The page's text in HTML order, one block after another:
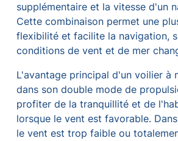
supplémentaire et la vitesse d'un
Cette combinaison permet une
flexibilité et facilite la navigation,
conditions de vent et de mer
L'avantage principal d'un voilier à
dans son double mode de
profiter de la tranquillité et de
lorsque le vent est favorable.
le vent est trop faible ou